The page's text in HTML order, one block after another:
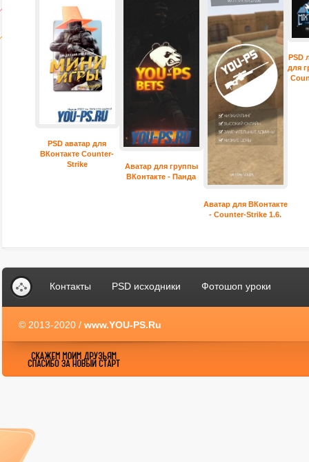
PSD аватар для
ВКонтакте Counter-
Strike
Аватар для группы
ВКонтакте - Панда
Аватар для ВКонтакте
- Counter-Strike 1.6.
PSD
для
Контакты PSD исходники Фотошоп уроки
© 2013-2020 / www.YOU-PS.Ru
YOU-PS.Ru